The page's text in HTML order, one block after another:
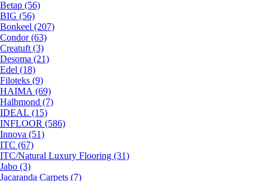
Betap (56)
BIG (56)
Bonkeel (207)
Condor (63)
Creatuft (3)
Desoma (21)
Edel (18)
Filoteks (9)
HAIMA (69)
Halbmond (7)
IDEAL (15)
INFLOOR (586)
Innova (51)
ITC (67)
ITC/Natural Luxury Flooring (31)
Jabo (3)
Jacaranda Carpets (7)